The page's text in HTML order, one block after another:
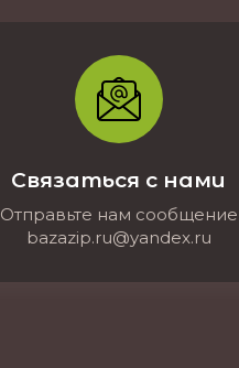
Связаться с нами
Отправьте нам сообщение
bazazip.ru@yandex.ru